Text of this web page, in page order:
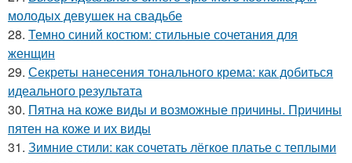
молодых девушек на свадьбе
28. Темно синий костюм: стильные сочетания для
женщин
29. Секреты нанесения тонального крема: как добиться
идеального результата
30. Пятна на коже виды и возможные причины. Причины
пятен на коже и их виды
31. Зимние стили: как сочетать лёгкое платье с теплыми